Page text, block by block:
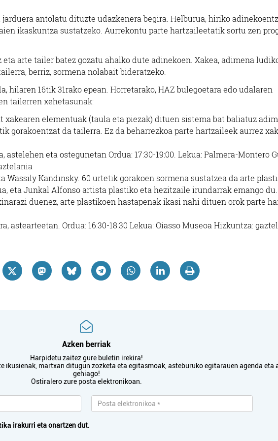
jarduera antolatu dituzte udazkenera begira. Helburua, hiriko
ikaskuntza sustatzeko. Aurrekontu parte hartzaileetatik sortu zen
arte tailer batez gozatu ahalko dute adinekoen. Xakea, adimena
berriz, sormena nolabait bideratzeko.
hilaren 16tik 31rako epean. Horretarako, HAZ bulegoetara edo udalaren
tailerren xehetasunak:
xakearen elementuak (taula eta piezak) dituen sistema bat baliatuz
gorakoentzat da tailerra. Ez da beharrezkoa parte hartzaileek aurrez
astelehen eta ostegunetan Ordua: 17:30-19:00. Lekua: Palmera-Montero
Wassily Kandinsky. 60 urtetik gorakoen sormena sustatzea da arte
eta Junkal Alfonso artista plastiko eta hezitzaile irundarrak emango du.
duenez, arte plastikoen hastapenak ikasi nahi dituen orok parte
astearteetan. Ordua: 16:30-18:30 Lekua: Oiasso Museoa Hizkuntza:
Azken berriak
Harpidetu zaitez gure buletin irekira!
ikusienak, martxan ditugun zozketa eta egitasmoak, asteburuko egitarauen agenda eta
gehiago!
Ostiralero zure posta elektronikoan.
irakurri eta onartzen dut.
EGILUZE IKASTETXEA -
HONDARRIBIA
Hondarribia
DENOI